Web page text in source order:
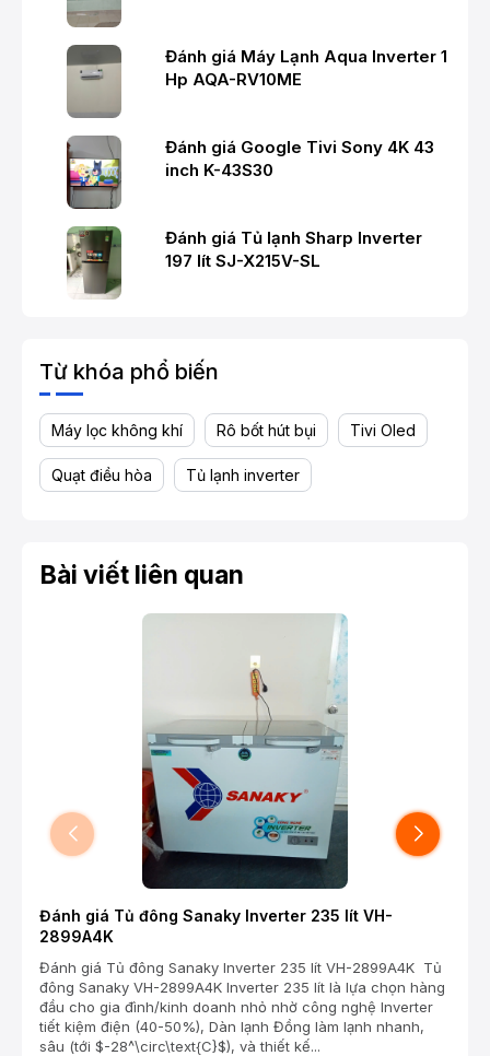
Đánh giá Máy Lạnh Aqua Inverter 1
Hp AQA-RV10ME
Đánh giá Google Tivi Sony 4K 43
inch K-43S30
Đánh giá Tủ lạnh Sharp Inverter
197 lít SJ-X215V-SL
Từ khóa phổ biến
Máy lọc không khí Rô bốt hút bụi Tivi Oled
Quạt điều hòa Tủ lạnh inverter
Bài viết liên quan
Đánh giá Tủ đông Sanaky Inverter 235 lít VH-
2899A4K
Đánh giá Tủ đông Sanaky Inverter 235 lít VH-2899A4K Tủ
đông Sanaky VH-2899A4K Inverter 235 lít là lựa chọn hàng
đầu cho gia đình/kinh doanh nhỏ nhờ công nghệ Inverter
tiết kiệm điện (40-50%), Dàn lạnh Đồng làm lạnh nhanh,
sâu (tới $-28^\circ\text{C}$), và thiết kế...